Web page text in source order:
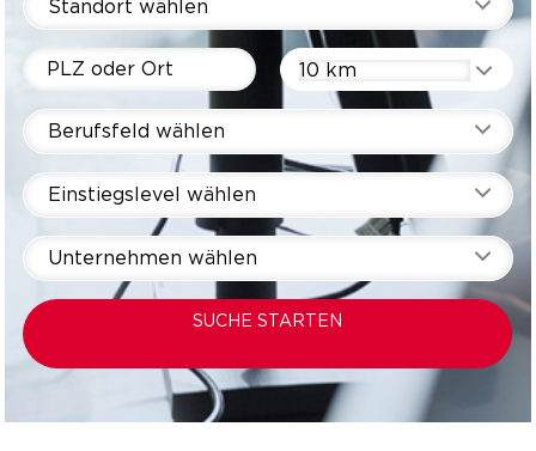
Standort wählen
10 km
Berufsfeld wählen
Einstiegslevel wählen
Unternehmen wählen
SUCHE STARTEN